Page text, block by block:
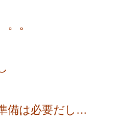
。
備は必要だし…